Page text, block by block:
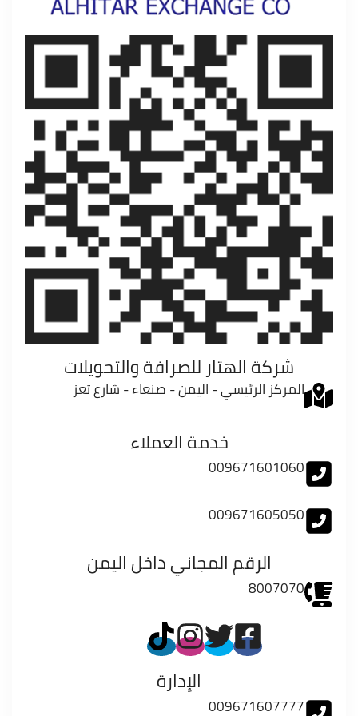
شركة الهتار للصرافة والتحويلات
المركز الرئيسي - اليمن - صنعاء - شارع تعز
خدمة العملاء
009671601060
009671605050
الرقم المجاني داخل اليمن
8007070
الإدارة
009671607777